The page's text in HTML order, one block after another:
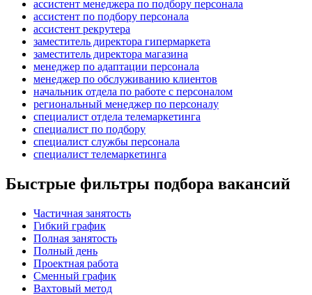
ассистент менеджера по подбору персонала
ассистент по подбору персонала
ассистент рекрутера
заместитель директора гипермаркета
заместитель директора магазина
менеджер по адаптации персонала
менеджер по обслуживанию клиентов
начальник отдела по работе с персоналом
региональный менеджер по персоналу
специалист отдела телемаркетинга
специалист по подбору
специалист службы персонала
специалист телемаркетинга
Быстрые фильтры подбора вакансий
Частичная занятость
Гибкий график
Полная занятость
Полный день
Проектная работа
Сменный график
Вахтовый метод